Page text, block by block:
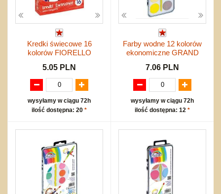
Kredki świecowe 16
kolorów FIORELLO
5.05 PLN
wysyłamy w ciągu 72h
ilość dostępna: 20 *
Farby wodne 12 kolorów
ekonomiczne GRAND
7.06 PLN
wysyłamy w ciągu 72h
ilość dostępna: 12 *